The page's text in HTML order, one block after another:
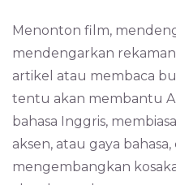
Menonton film,
mendengarkan
artikel atau membaca
tentu akan membantu
bahasa Inggris,
aksen, atau gaya
mengembangkan